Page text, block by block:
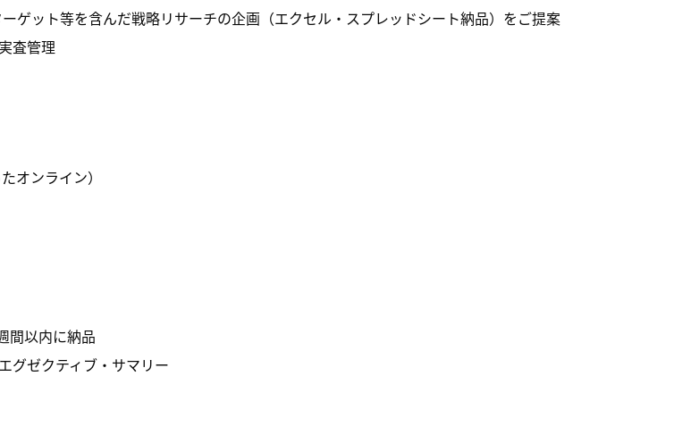
ゲット等を含んだ戦略リサーチの企画（エクセル・スプレッドシート納品）をご提案
査管理
オンライン）
間以内に納品
グゼクティブ・サマリー